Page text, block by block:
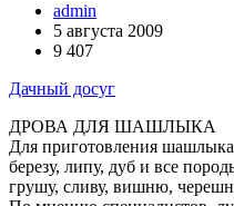
admin
5 августа 2009
9 407
Дачный досуг
ДРОВА ДЛЯ ШАШЛЫКА
Для приготовления шашлыка
березу, липу, дуб и все
грушу, сливу, вишню,